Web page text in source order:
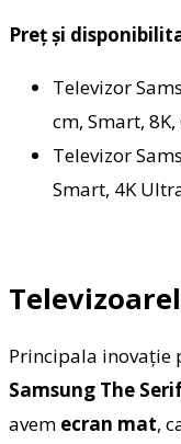
Preţ şi
Televizor
cm, Smart, 8K,
Televizor
Smart, 4K
Principala inovaţie
Samsung The
avem ecran mat,